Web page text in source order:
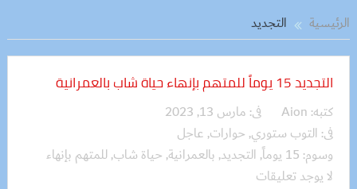
الرئيسية
التجديد
التجديد 15 يوماً للمتهم بإنهاء حياة شاب بالعمرانية
كتبه: Aion فى: مارس 13, 2023
فى: التوب ستوري, حوارات, عاجل
وسوم: 15 يوماً , التجديد, بالعمرانية, حياة شاب, للمتهم بإنهاء
لا يوجد تعليقات